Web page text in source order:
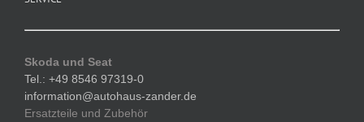
Skoda und Seat
Tel.: +49 8546 97319-0
information@autohaus-zander.de
Ersatzteile und Zubehör